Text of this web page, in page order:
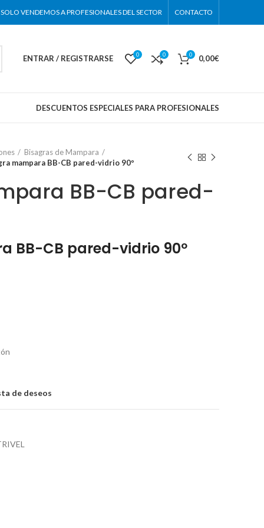
SOLO VENDEMOS A PROFESIONALES DEL SECTOR CONTACTO
ENTRAR / REGISTRARSE 0 0 0 0,00€
DESCUENTOS ESPECIALES PARA PROFESIONALES
Bisagras de Mampara
mampara BB-CB pared-vidrio 90º
BB-CB pared-
BB-CB pared-vidrio 90º
de deseos